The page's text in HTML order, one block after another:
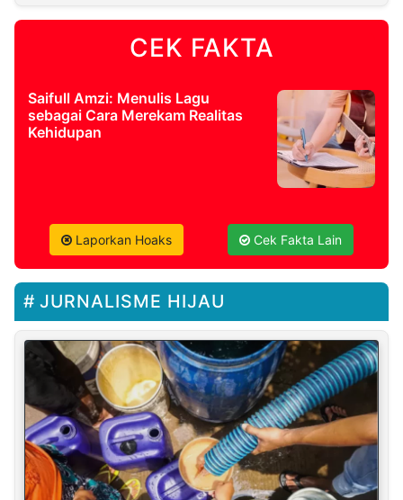
CEK FAKTA
Saifull Amzi: Menulis Lagu
sebagai Cara Merekam Realitas
Kehidupan
Laporkan Hoaks Cek Fakta Lain
JURNALISME HIJAU